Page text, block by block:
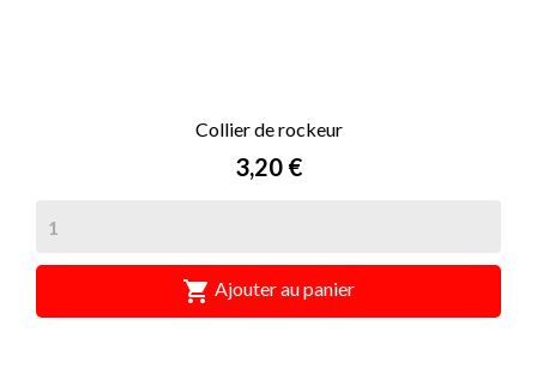
Collier de rockeur
Prix
3,20 €
 Ajouter au panier